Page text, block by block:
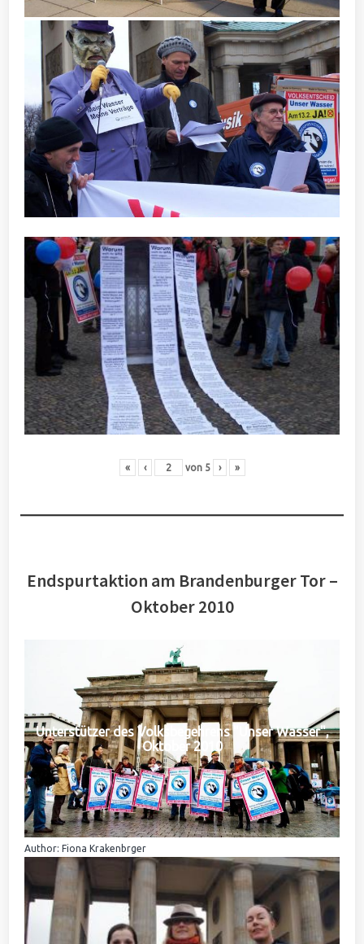
« ‹ von 5 › »
Endspurtaktion am Brandenburger Tor –
Oktober 2010
Unterstützer des Volksbegehrens "Unser Wasser",
Oktober 2010
Author: Fiona Krakenbrger